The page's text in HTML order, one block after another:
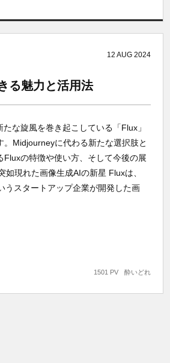
12 AUG 2024
る魅力と活用法
な旋風を巻き起こしている「Flux」
。Midjourneyに代わる新たな選択肢と
Fluxの特徴や使い方、そして今後の展
如現れた画像生成AIの新星 Fluxは、
うスタートアップ企業が開発した画
酔いどれ
1501 PV